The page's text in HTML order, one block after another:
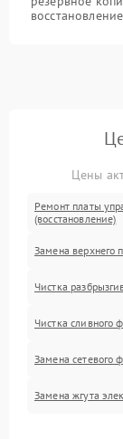
Цены
Ремонт платы
(восстановление)
Замена верхнего
Чистка
Чистка сливного
Замена сетевого
Замена жгута